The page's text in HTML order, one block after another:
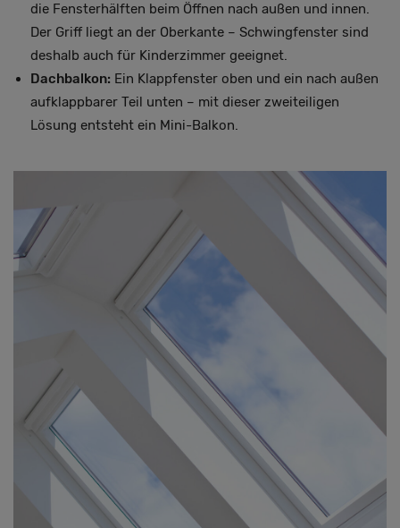
die Fensterhälften beim Öffnen nach außen und innen.
Der Griff liegt an der Oberkante – Schwingfenster sind
deshalb auch für Kinderzimmer geeignet.
Dachbalkon: Ein Klappfenster oben und ein nach außen
aufklappbarer Teil unten – mit dieser zweiteiligen
Lösung entsteht ein Mini-Balkon.